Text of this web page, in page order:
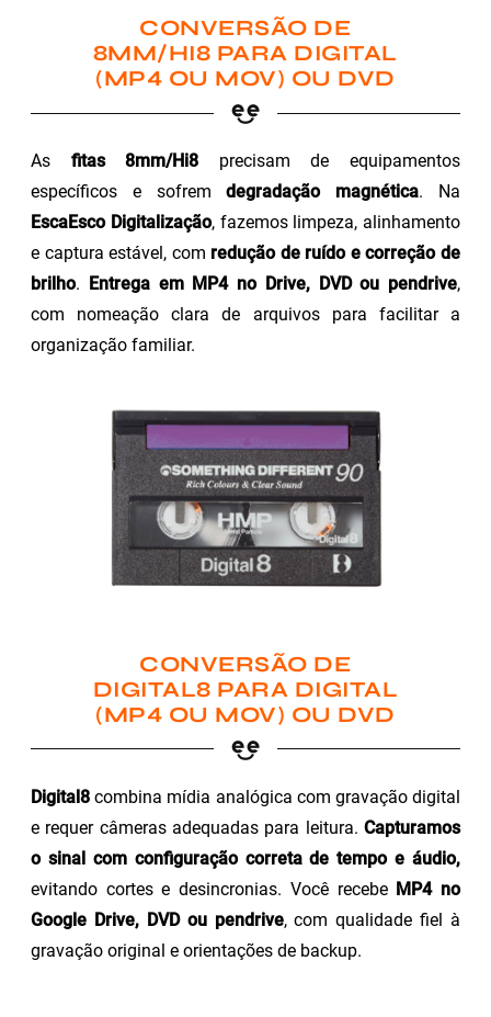
CONVERSÃO DE
8MM/HI8 PARA DIGITAL
(MP4 OU MOV) OU DVD
As fitas 8mm/Hi8 precisam de equipamentos
específicos e sofremdegradação magnética. Na
EscaEsco Digitalização, fazemos limpeza, alinhamento
e captura estável, com redução de ruído e correção de
brilho. Entrega em MP4 no Drive, DVD ou pendrive,
com nomeação clara de arquivos para facilitar a
organização familiar.
CONVERSÃO DE
DIGITAL8 PARA DIGITAL
(MP4 OU MOV) OU DVD
Digital8 combina mídia analógica com gravação digital
e requer câmeras adequadas para leitura. Capturamos
o sinal com configuração correta de tempo e áudio,
evitando cortes e desincronias. Você recebe MP4 no
Google Drive, DVD ou pendrive, com qualidade fiel à
gravação original e orientações de backup.